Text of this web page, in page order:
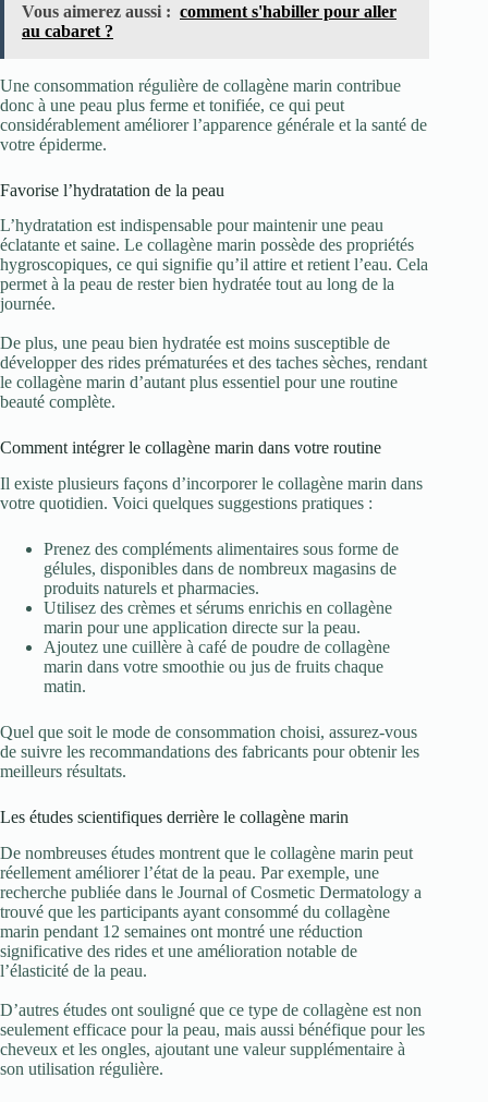
Vous aimerez aussi : comment s'habiller pour aller
au cabaret ?
Une consommation régulière de collagène marin contribue
donc à une peau plus ferme et tonifiée, ce qui peut
considérablement améliorer l’apparence générale et la santé de
votre épiderme.
Favorise l’hydratation de la peau
L’hydratation est indispensable pour maintenir une peau
éclatante et saine. Le collagène marin possède des propriétés
hygroscopiques, ce qui signifie qu’il attire et retient l’eau. Cela
permet à la peau de rester bien hydratée tout au long de la
journée.
De plus, une peau bien hydratée est moins susceptible de
développer des rides prématurées et des taches sèches, rendant
le collagène marin d’autant plus essentiel pour une routine
beauté complète.
Comment intégrer le collagène marin dans votre routine
Il existe plusieurs façons d’incorporer le collagène marin dans
votre quotidien. Voici quelques suggestions pratiques :
Prenez des compléments alimentaires sous forme de
gélules, disponibles dans de nombreux magasins de
produits naturels et pharmacies.
Utilisez des crèmes et sérums enrichis en collagène
marin pour une application directe sur la peau.
Ajoutez une cuillère à café de poudre de collagène
marin dans votre smoothie ou jus de fruits chaque
matin.
Quel que soit le mode de consommation choisi, assurez-vous
de suivre les recommandations des fabricants pour obtenir les
meilleurs résultats.
Les études scientifiques derrière le collagène marin
De nombreuses études montrent que le collagène marin peut
réellement améliorer l’état de la peau. Par exemple, une
recherche publiée dans le Journal of Cosmetic Dermatology a
trouvé que les participants ayant consommé du collagène
marin pendant 12 semaines ont montré une réduction
significative des rides et une amélioration notable de
l’élasticité de la peau.
D’autres études ont souligné que ce type de collagène est non
seulement efficace pour la peau, mais aussi bénéfique pour les
cheveux et les ongles, ajoutant une valeur supplémentaire à
son utilisation régulière.